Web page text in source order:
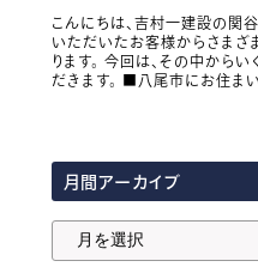
こんにちは、吉村一建設の関
いただいたお客様からさまざ
ります。 今回は、その中から
だきます。 ■八尾市にお住
月間アーカイブ